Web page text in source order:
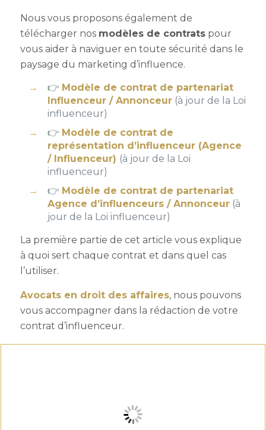
Nous vous proposons également de
télécharger nos modèles de contratspour
vous aider à naviguer en toute sécurité dans le
paysage du marketing d’influence.
👉 Modèle de contrat de partenariat
Influenceur / Annonceur(à jour de la Loi
influenceur)
👉 Modèle de contrat de
représentation d’influenceur (Agence
/ Influenceur) (à jour de la Loi
influenceur)
👉 Modèle de contrat de partenariat
Agence d’influenceurs / Annonceur(à
jour de la Loi influenceur)
La première partie de cet article vous explique
à quoi sert chaque contrat et dans quel cas
l’utiliser.
Avocats en droit des affaires, nous pouvons
vous accompagner dans la rédaction de votre
contrat d’influenceur.